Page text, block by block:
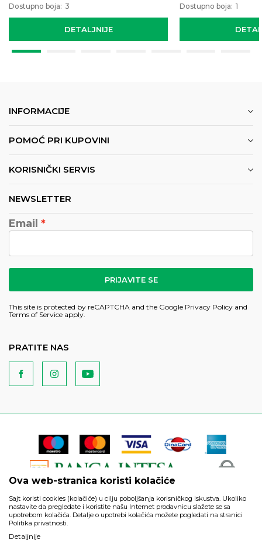
DETALJNIJE
Dostupno boja: 3 Dostupno boja: 1
INFORMACIJE
POMOĆ PRI KUPOVINI
KORISNIČKI SERVIS
NEWSLETTER
Email
PRIJAVITE SE
This site is protected by reCAPTCHA and the Google Privacy Policy and
Terms of Service apply.
PRATITE NAS
Ova web-stranica koristi kolačiće
Sajt koristi cookies (kolačiće) u cilju poboljšanja korisničkog iskustva. Ukoliko
nastavite da pregledate i koristite našu Internet prodavnicu slažete se sa
upotrebom kolačića. Detalje o upotrebi kolačića možete pogledati na stranici
Politika privatnosti.
Detaljnije